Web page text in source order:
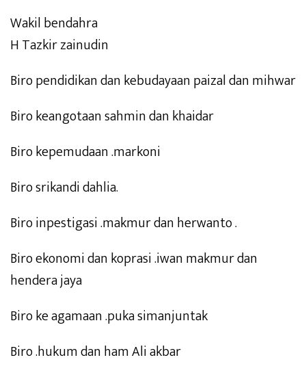
Wakil bendahra
H Tazkir zainudin
Biro pendidikan dan kebudayaan paizal dan mihwar
Biro keangotaan sahmin dan khaidar
Biro kepemudaan .markoni
Biro srikandi dahlia.
Biro inpestigasi .makmur dan herwanto .
Biro ekonomi dan koprasi .iwan makmur dan
hendera jaya
Biro ke agamaan .puka simanjuntak
Biro .hukum dan ham Ali akbar